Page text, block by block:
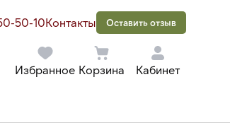
50-10Контакты Оставить отзыв
Избранное Корзина Кабинет